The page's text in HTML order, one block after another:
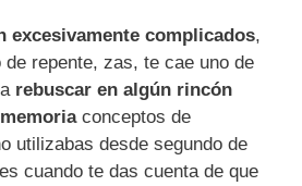
excesivamente complicados,
repente, zas, te cae uno de
rebuscar en algún rincón
conceptos de
utilizabas desde segundo de
cuando te das cuenta de que